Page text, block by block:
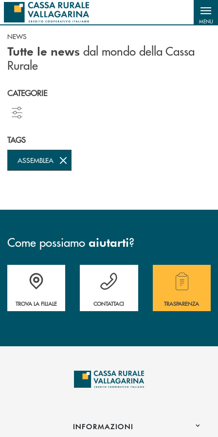
Salta al contenuto principale
MENU
NEWS
Tutte le news dal mondo della Cassa
Rurale
CATEGORIE
TAGS
ASSEMBLEA
Come possiamo aiutarti?
Accedi all' elenco completo delle filiali .
TROVA LA FILIALE
Hai bisogno di assistenza immediata?
CONTATTACI
Hai bisogno di
TRASPARENZA
INFORMAZIONI